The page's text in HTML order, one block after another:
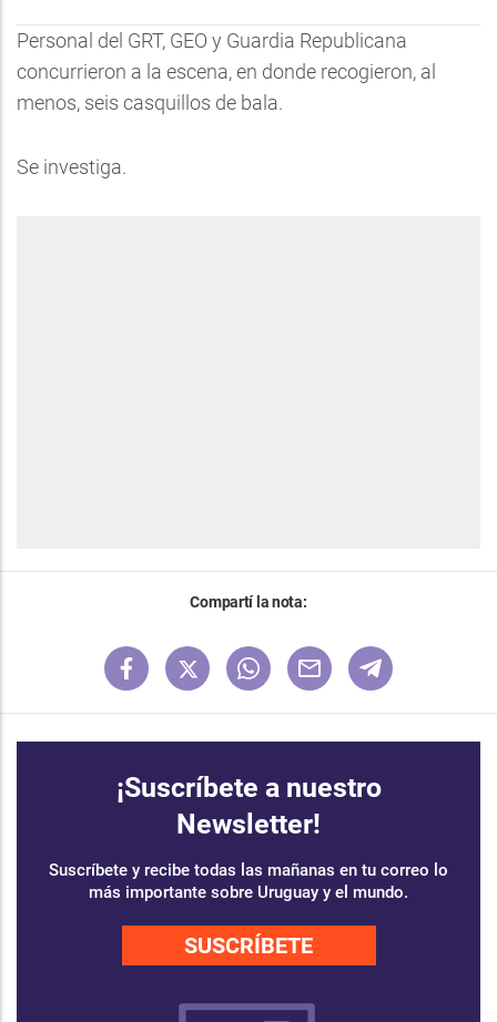
Personal del GRT, GEO y Guardia Republicana
concurrieron a la escena, en donde recogieron, al
menos, seis casquillos de bala.
Se investiga.
Compartí la nota:
¡Suscríbete a nuestro
Newsletter!
Suscríbete y recibe todas las mañanas en tu correo lo
más importante sobre Uruguay y el mundo.
SUSCRÍBETE